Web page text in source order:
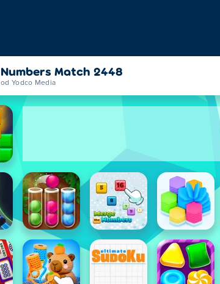
Numbers Match 2448
od Yodco Media